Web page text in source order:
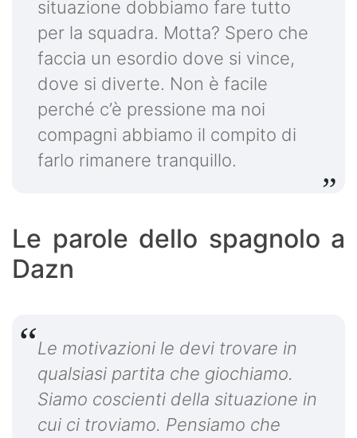
situazione dobbiamo fare tutto
per la squadra. Motta? Spero che
faccia un esordio dove si vince,
dove si diverte. Non è facile
perché c’è pressione ma noi
compagni abbiamo il compito di
farlo rimanere tranquillo.
Le parole dello spagnolo a
Dazn
Le motivazioni le devi trovare in
qualsiasi partita che giochiamo.
Siamo coscienti della situazione in
cui ci troviamo. Pensiamo che